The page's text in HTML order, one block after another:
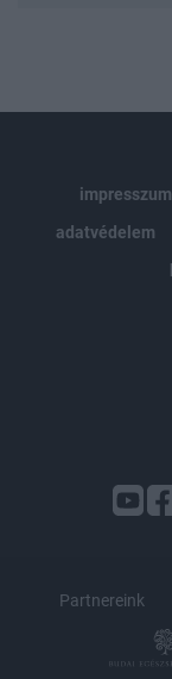
impresszum
adatvédelem
Partnereink